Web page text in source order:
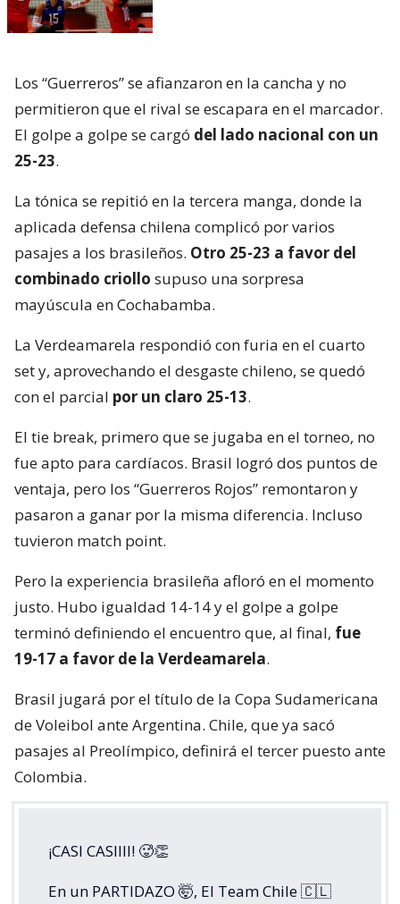
Los “Guerreros” se afianzaron en la cancha y no
permitieron que el rival se escapara en el marcador.
El golpe a golpe se cargó del lado nacional con un
25-23.
La tónica se repitió en la tercera manga, donde la
aplicada defensa chilena complicó por varios
pasajes a los brasileños. Otro 25-23 a favor del
combinado criollo supuso una sorpresa
mayúscula en Cochabamba.
La Verdeamarela respondió con furia en el cuarto
set y, aprovechando el desgaste chileno, se quedó
con el parcial por un claro 25-13.
El tie break, primero que se jugaba en el torneo, no
fue apto para cardíacos. Brasil logró dos puntos de
ventaja, pero los “Guerreros Rojos” remontaron y
pasaron a ganar por la misma diferencia. Incluso
tuvieron match point.
Pero la experiencia brasileña afloró en el momento
justo. Hubo igualdad 14-14 y el golpe a golpe
terminó definiendo el encuentro que, al final, fue
19-17 a favor de la Verdeamarela.
Brasil jugará por el título de la Copa Sudamericana
de Voleibol ante Argentina. Chile, que ya sacó
pasajes al Preolímpico, definirá el tercer puesto ante
Colombia.
¡CASI CASIIII! 🥵👏
En un PARTIDAZO 🤯, El Team Chile 🇨🇱